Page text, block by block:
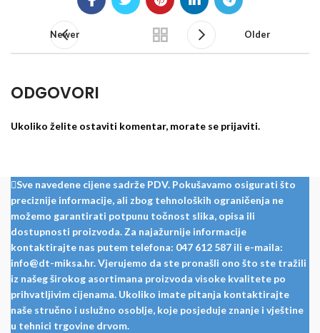
Newer Older
ODGOVORI
Ukoliko želite ostaviti komentar, morate se prijaviti.
Sve navedene cijene sadrže PDV. Pokušavamo osigurati što
preciznije informacije, ali zbog tehnoloških ograničenja ne
možemo garantirati potpunu točnost slika, opisa ili
dostupnosti proizvoda. Za najažurnije informacije
kontaktirajte nas putem telefona: 047 612 587 ili e-maila:
info@dt-miksa.hr. Vjerujemo da ste pronašli ono što ste tražili
iz našeg širokog asortimana proizvoda visoke kvalitete po
prihvatljivim cijenama. Ukoliko imate pitanja kontaktirajte
naše stručno i uslužno osoblje, koje posjeduje znanje i vještine
u tehnici trgovine drvom.